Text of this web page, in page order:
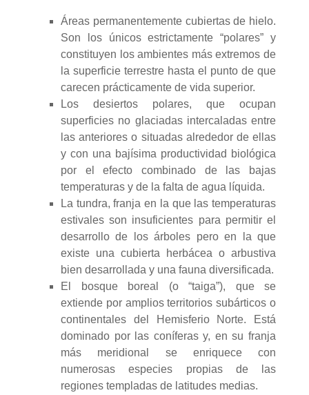
Áreas permanentemente cubiertas de hielo.
Son los únicos estrictamente “polares” y
constituyen los ambientes más extremos de
la superficie terrestre hasta el punto de que
carecen prácticamente de vida superior.
Los desiertos polares, que ocupan
superficies no glaciadas intercaladas entre
las anteriores o situadas alrededor de ellas
y con una bajísima productividad biológica
por el efecto combinado de las bajas
temperaturas y de la falta de agua líquida.
La tundra, franja en la que las temperaturas
estivales son insuficientes para permitir el
desarrollo de los árboles pero en la que
existe una cubierta herbácea o arbustiva
bien desarrollada y una fauna diversificada.
El bosque boreal (o “taiga”), que se
extiende por amplios territorios subárticos o
continentales del Hemisferio Norte. Está
dominado por las coníferas y, en su franja
más meridional se enriquece con
numerosas especies propias de las
regiones templadas de latitudes medias.